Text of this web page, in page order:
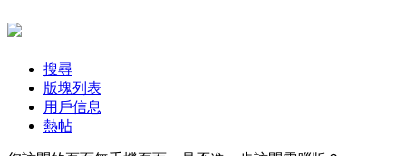
搜尋
版塊列表
用戶信息
熱帖